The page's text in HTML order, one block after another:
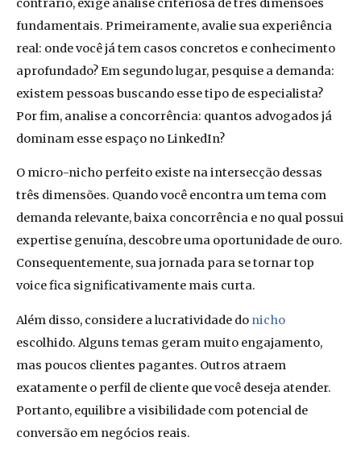
contrário, exige análise criteriosa de três dimensões
fundamentais. Primeiramente, avalie sua experiência
real: onde você já tem casos concretos e conhecimento
aprofundado? Em segundo lugar, pesquise a demanda:
existem pessoas buscando esse tipo de especialista?
Por fim, analise a concorrência: quantos advogados já
dominam esse espaço no LinkedIn?
O micro-nicho perfeito existe na intersecção dessas
três dimensões. Quando você encontra um tema com
demanda relevante, baixa concorrência e no qual possui
expertise genuína, descobre uma oportunidade de ouro.
Consequentemente, sua jornada para se tornar top
voice fica significativamente mais curta.
Além disso, considere a lucratividade do nicho
escolhido. Alguns temas geram muito engajamento,
mas poucos clientes pagantes. Outros atraem
exatamente o perfil de cliente que você deseja atender.
Portanto, equilibre a visibilidade com potencial de
conversão em negócios reais.